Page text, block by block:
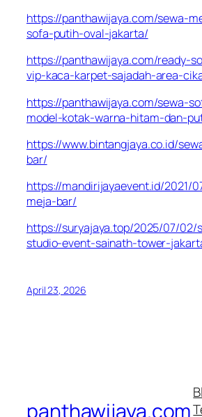
https://panthawijaya.com/sewa-
sofa-putih-oval-jakarta/
https://panthawijaya.com/ready-
vip-kaca-karpet-sajadah-area-
https://panthawijaya.com/sewa-
model-kotak-warna-hitam-dan-
https://www.bintangjaya.co.id/
bar/
https://mandirijayaevent.id/2021/
meja-bar/
https://suryajaya.top/2025/07/02/
studio-event-sainath-tower-
April 23, 2026
panthawijaya.com